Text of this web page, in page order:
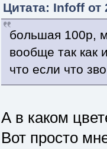
Цитата: Infoff от
большая 100р,
вообще так как
что если что
А в каком
Вот просто